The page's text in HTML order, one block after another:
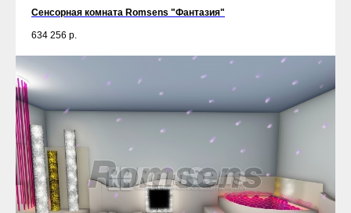
Сенсорная комната Romsens "Фантазия"
634 256 р.